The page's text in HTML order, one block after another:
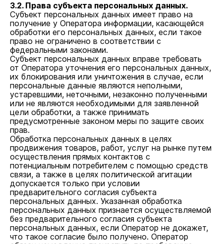
3.2. Права субъекта персональных данных.
Субъект персональных данных имеет право на
получение у Оператора информации, касающейся
обработки его персональных данных, если такое
право не ограничено в соответствии с
федеральными законами.
Субъект персональных данных вправе требовать
от Оператора уточнения его персональных данных,
их блокирования или уничтожения в случае, если
персональные данные являются неполными,
устаревшими, неточными, незаконно полученными
или не являются необходимыми для заявленной
цели обработки, а также принимать
предусмотренные законом меры по защите своих
прав.
Обработка персональных данных в целях
продвижения товаров, работ, услуг на рынке путем
осуществления прямых контактов с
потенциальным потребителем с помощью средств
связи, а также в целях политической агитации
допускается только при условии
предварительного согласия субъекта
персональных данных. Указанная обработка
персональных данных признается осуществляемой
без предварительного согласия субъекта
персональных данных, если Оператор не докажет,
что такое согласие было получено. Оператор